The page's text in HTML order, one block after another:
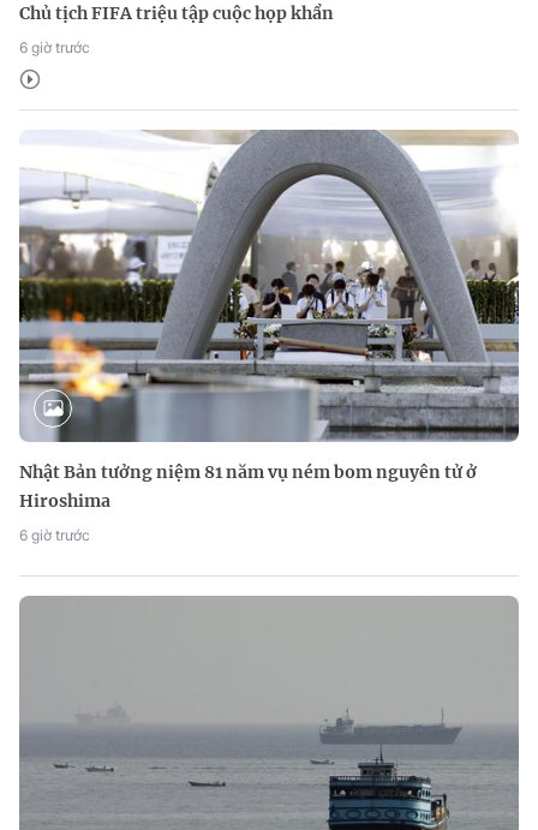
Chủ tịch FIFA triệu tập cuộc họp khẩn
6 giờ trước
Nhật Bản tưởng niệm 81 năm vụ ném bom nguyên tử ở
Hiroshima
6 giờ trước